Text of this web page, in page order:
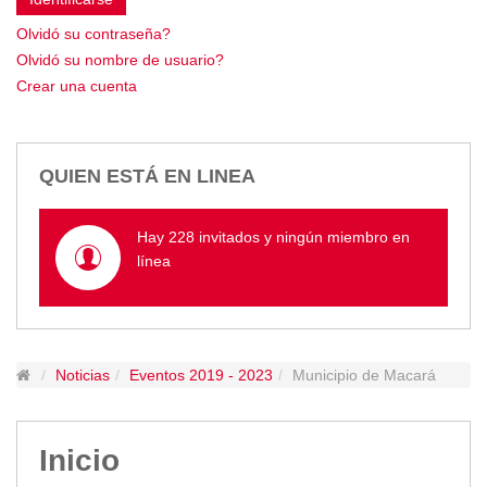
Olvidó su contraseña?
Olvidó su nombre de usuario?
Crear una cuenta
QUIEN ESTÁ EN LINEA
Hay 228 invitados y ningún miembro en
línea
Noticias Eventos 2019 - 2023 Municipio de Macará
Inicio
Empresa Pública de Vivienda
Biblioteca
P.A.C. - P.O.A.
Ordenanzas/Resoluciones
Cumplimiento LOTAIP
Concurso de Méritos
Concursos 2016
Servicio